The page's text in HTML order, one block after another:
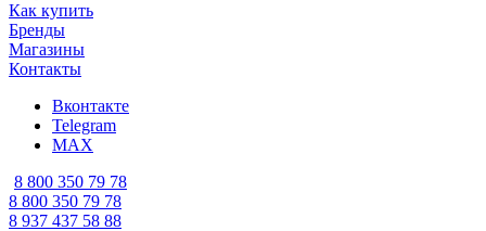
Как купить
Бренды
Магазины
Контакты
Вконтакте
Telegram
MAX
8 800 350 79 78
8 800 350 79 78
8 937 437 58 88